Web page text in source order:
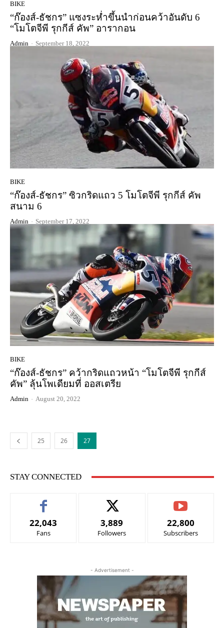
BIKE
“ก๊องส์-ธัชกร” แซงระห่ำขึ้นนำก่อนคว้าอันดับ 6
“โมโตจีพี รุกกีส์ คัพ” อารากอน
Admin - September 18, 2022
BIKE
“ก๊องส์-ธัชกร” ซิวกริดแถว 5 โมโตจีพี รุกกีส์ คัพ
สนาม 6
Admin - September 17, 2022
BIKE
“ก๊องส์-ธัชกร” คว้ากริดแถวหน้า “โมโตจีพี รุกกีส์
คัพ” ลุ้นโพเดียมที่ ออสเตรีย
Admin - August 20, 2022
25 26 27
STAY CONNECTED
22,043
Fans
3,889
Followers
22,800
Subscribers
- Advertisement -